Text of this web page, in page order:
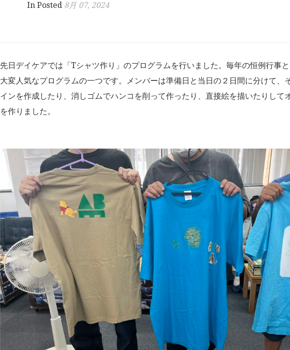
In Posted 8月 07, 2024
先日デイケアでは「Tシャツ作り」のプログラムを行いました。毎年の恒例行事と
大変人気なプログラムの一つです。メンバーは準備日と当日の２日間に分けて、
インを作成したり、消しゴムでハンコを削って作ったり、直接絵を描いたりして
を作りました。